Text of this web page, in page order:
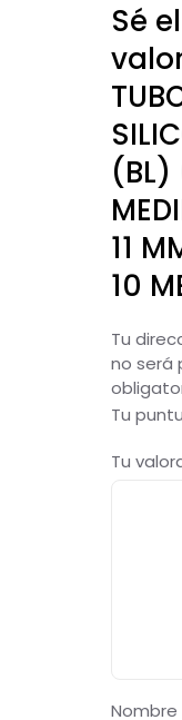
Sé
(BL)
11
10
Tu
no será
Tu
Tu
Nombre